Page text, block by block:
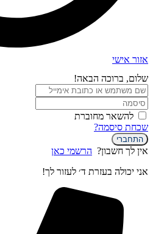
אזור אישי
שלום, ברוכה הבאה!
להשאר מחוברת
שכחת סיסמה?
התחברי
אין לך חשבון? הרשמי כאן
אני יכולה בעזרת ד׳ לעזור לך!